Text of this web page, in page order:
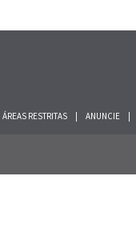
ÁREAS RESTRITAS ANUNCIE